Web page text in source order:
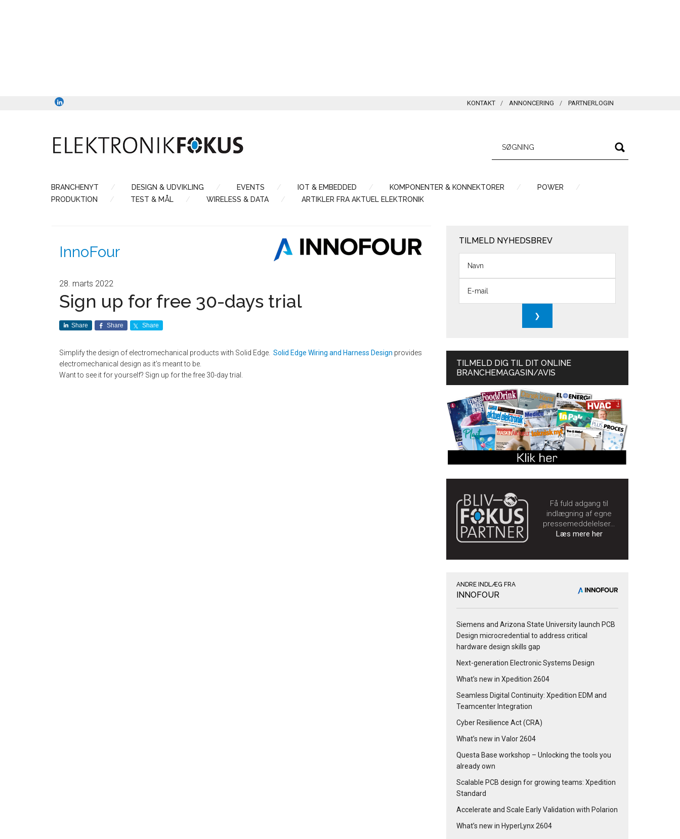
KONTAKT ANNONCERING PARTNERLOGIN
BRANCHENYT DESIGN & UDVIKLING EVENTS IOT & EMBEDDED KOMPONENTER & KONNEKTORER
POWER
PRODUKTION
TEST & MÅL WIRELESS & DATA ARTIKLER FRA AKTUEL ELEKTRONIK
InnoFour
28. marts 2022
Sign up for free 30-days trial
Share Share Share
Simplify the design of electromechanical products with Solid Edge. Solid Edge Wiring and Harness Design provides
electromechanical design as it’s meant to be.
Want to see it for yourself? Sign up for the free 30-day trial.
TILMELD NYHEDSBREV
TILMELD DIG TIL DIT ONLINE
BRANCHEMAGASIN/AVIS
Få fuld adgang til
indlægning af egne
pressemeddelelser…
Læs mere her
ANDRE INDLÆG FRA
INNOFOUR
Siemens and Arizona State University launch PCB
Design microcredential to address critical
hardware design skills gap
Next-generation Electronic Systems Design
What’s new in Xpedition 2604
Seamless Digital Continuity: Xpedition EDM and
Teamcenter Integration
Cyber Resilience Act (CRA)
What’s new in Valor 2604
Questa Base workshop – Unlocking the tools you
already own
Scalable PCB design for growing teams: Xpedition
Standard
Accelerate and Scale Early Validation with Polarion
What’s new in HyperLynx 2604